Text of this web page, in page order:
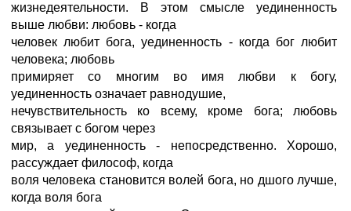
жизнедеятельности. В этом смысле уединенность
выше любви: любовь - когда
человек любит бога, уединенность - когда бог любит
человека; любовь
примиряет со многим во имя любви к богу,
уединенность означает равнодушие,
нечувствительность ко всему, кроме бога; любовь
связывает с богом через
мир, а уединенность - непосредственно. Хорошо,
рассуждает философ, когда
воля человека становится волей бога, но дшого лучше,
когда воля бога